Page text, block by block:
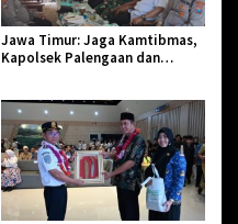
Jawa Timur: Jaga Kamtibmas,
Kapolsek Palengaan dan
Tengah